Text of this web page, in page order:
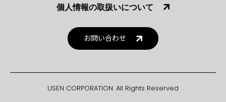
個人情報の取扱いについて
お問い合わせ
USEN CORPORATION. All Rights Reserved